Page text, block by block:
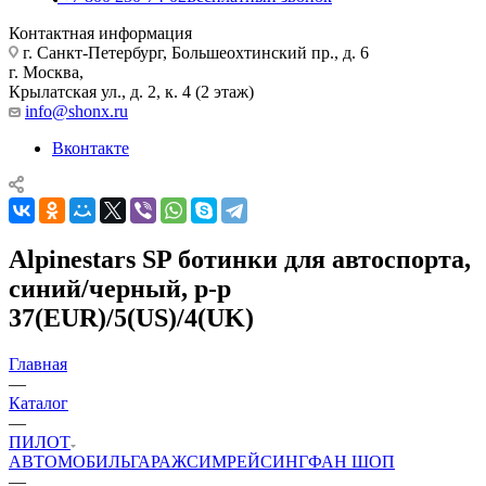
Контактная информация
г. Санкт-Петербург, Большеохтинский пр., д. 6
г. Москва,
Крылатская ул., д. 2, к. 4 (2 этаж)
info@shonx.ru
Вконтакте
Alpinestars SP ботинки для автоспорта,
синий/черный, р-р
37(EUR)/5(US)/4(UK)
Главная
—
Каталог
—
ПИЛОТ
АВТОМОБИЛЬГАРАЖСИМРЕЙСИНГФАН ШОП
—